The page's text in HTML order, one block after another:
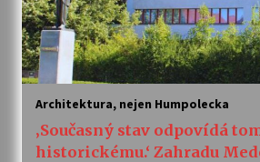
Architektura, nejen Humpolecka
‚Současný stav odpovídá
historickému.‘ Zahradu